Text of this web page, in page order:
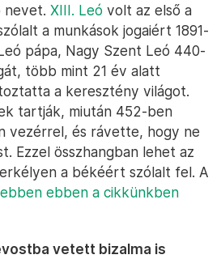
nevet. XIII. Leó volt az első a
a munkások jogaiért 1891-
pápa, Nagy Szent Leó 440-
több mint 21 év alatt
a keresztény világot.
tartják, miután 452-ben
vezérrel, és rávette, hogy ne
Ezzel összhangban lehet az
a békéért szólalt fel. A
ebben a cikkünkben
vetett bizalma is